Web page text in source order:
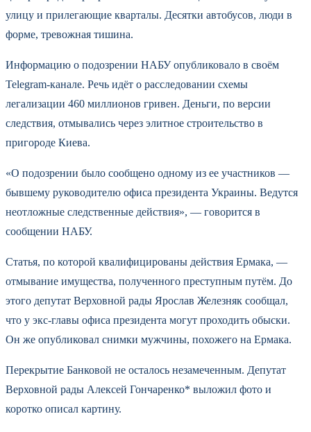
улицу и прилегающие кварталы. Десятки автобусов, люди в
форме, тревожная тишина.
Информацию о подозрении НАБУ опубликовало в своём
Telegram-канале. Речь идёт о расследовании схемы
легализации 460 миллионов гривен. Деньги, по версии
следствия, отмывались через элитное строительство в
пригороде Киева.
«О подозрении было сообщено одному из ее участников —
бывшему руководителю офиса президента Украины. Ведутся
неотложные следственные действия», — говорится в
сообщении НАБУ.
Статья, по которой квалифицированы действия Ермака, —
отмывание имущества, полученного преступным путём. До
этого депутат Верховной рады Ярослав Железняк сообщал,
что у экс-главы офиса президента могут проходить обыски.
Он же опубликовал снимки мужчины, похожего на Ермака.
Перекрытие Банковой не осталось незамеченным. Депутат
Верховной рады Алексей Гончаренко* выложил фото и
коротко описал картину.